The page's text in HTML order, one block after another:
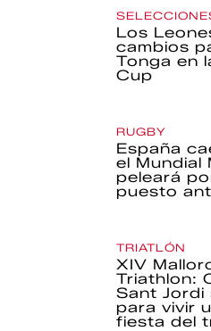
Los
cambios
Tonga en
Cup
RUGBY
España
el Mundial
peleará
puesto
TRIATLÓN
XIV
Triathlon:
Sant Jordi
para vivir
fiesta del